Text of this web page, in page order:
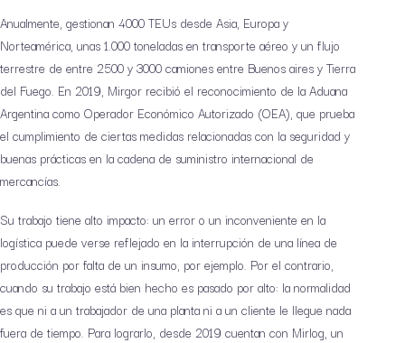
Anualmente, gestionan 4000 TEUs desde Asia, Europa y
Norteamérica, unas 1.000 toneladas en transporte aéreo y un flujo
terrestre de entre 2500 y 3000 camiones entre Buenos aires y Tierra
del Fuego. En 2019, Mirgor recibió el reconocimiento de la Aduana
Argentina como Operador Económico Autorizado (OEA), que prueba
el cumplimiento de ciertas medidas relacionadas con la seguridad y
buenas prácticas en la cadena de suministro internacional de
mercancías.
Su trabajo tiene alto impacto: un error o un inconveniente en la
logística puede verse reflejado en la interrupción de una línea de
producción por falta de un insumo, por ejemplo. Por el contrario,
cuando su trabajo está bien hecho es pasado por alto: la normalidad
es que ni a un trabajador de una planta ni a un cliente le llegue nada
fuera de tiempo. Para lograrlo, desde 2019 cuentan con Mirlog, un